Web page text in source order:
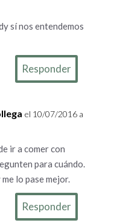
sí nos entendemos
Responder
el 10/07/2016 a
ir a comer con
para cuándo.
lo pase mejor.
Responder